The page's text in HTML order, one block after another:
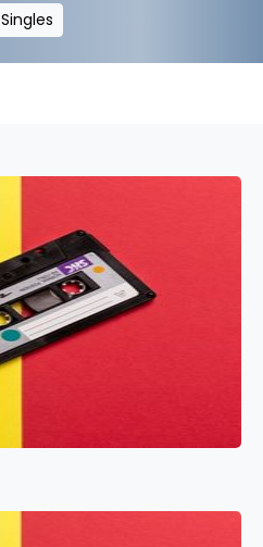
Singles